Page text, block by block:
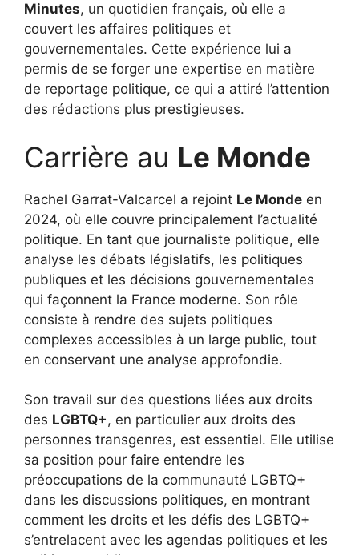
Minutes, un quotidien français, où elle a
couvert les affaires politiques et
gouvernementales. Cette expérience lui a
permis de se forger une expertise en matière
de reportage politique, ce qui a attiré l’attention
des rédactions plus prestigieuses.
Carrière au Le Monde
Rachel Garrat-Valcarcel a rejoint Le Monde en
2024, où elle couvre principalement l’actualité
politique. En tant que journaliste politique, elle
analyse les débats législatifs, les politiques
publiques et les décisions gouvernementales
qui façonnent la France moderne. Son rôle
consiste à rendre des sujets politiques
complexes accessibles à un large public, tout
en conservant une analyse approfondie.
Son travail sur des questions liées aux droits
des LGBTQ+, en particulier aux droits des
personnes transgenres, est essentiel. Elle utilise
sa position pour faire entendre les
préoccupations de la communauté LGBTQ+
dans les discussions politiques, en montrant
comment les droits et les défis des LGBTQ+
s’entrelacent avec les agendas politiques et les